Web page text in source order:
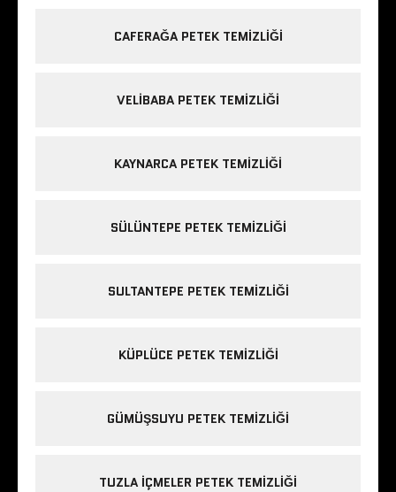
CAFERAĞA PETEK TEMIZLIĞI
VELIBABA PETEK TEMIZLIĞI
KAYNARCA PETEK TEMIZLIĞI
SÜLÜNTEPE PETEK TEMIZLIĞI
SULTANTEPE PETEK TEMIZLIĞI
KÜPLÜCE PETEK TEMIZLIĞI
GÜMÜŞSUYU PETEK TEMIZLIĞI
TUZLA IÇMELER PETEK TEMIZLIĞI